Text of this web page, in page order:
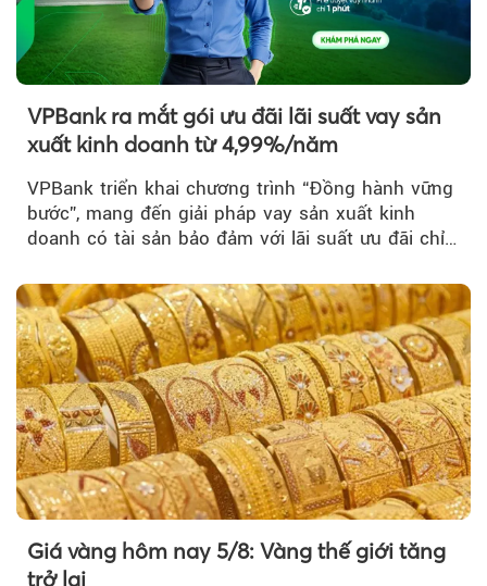
VPBank ra mắt gói ưu đãi lãi suất vay sản
xuất kinh doanh từ 4,99%/năm
VPBank triển khai chương trình “Đồng hành vững
bước”, mang đến giải pháp vay sản xuất kinh
doanh có tài sản bảo đảm với lãi suất ưu đãi chỉ
Giá vàng hôm nay 5/8: Vàng thế giới tăng
trở lại